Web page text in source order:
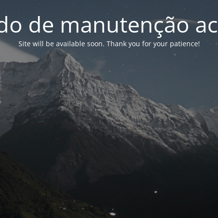
de manutenção
Site will be available soon. Thank you for your patience!